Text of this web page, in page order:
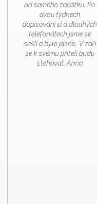
od samého začátku. Po
dvou týdnech
dopisování si a dlouhých
telefonátech jsme se
sešli a bylo jasno. V září
se k svému příteli budu
stěhovat. Anna